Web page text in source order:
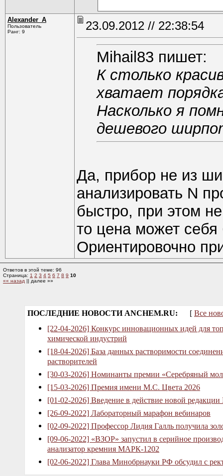
Alexander_A
Пользователь
Ранг: 9
23.09.2012 // 22:38:54
Mihail83 пишет:
К столько
хватает
Насколько я
дешевого
Да, прибор не из
анализировать N
быстро, при этом
то цена может себя
Ориентировочно
Ответов в этой теме: 96
Страница: 1 2 3 4 5 6 7 8 9 10
«« назад || далее »»
ПОСЛЕДНИЕ НОВОСТИ ANCHEM.RU: [ Все
[22-04-2026] Конкурс инновационных идей для
химической индустрий
[18-04-2026] База данных растворимости
растворителей
[30-03-2026] Номинанты премии «Серебряный
[15-03-2026] Премия имени М.С. Цвета 2026
[01-02-2026] Введение в действие новой
[26-09-2022] Лабораторный марафон вебинаров
[02-09-2022] Профессор Лидия Галль получила
[09-06-2022] «ВЗОР» запустил в серийное
анализатор кремния МАРК-1202
[02-06-2022] Глава Минобрнауки РФ обсудил с